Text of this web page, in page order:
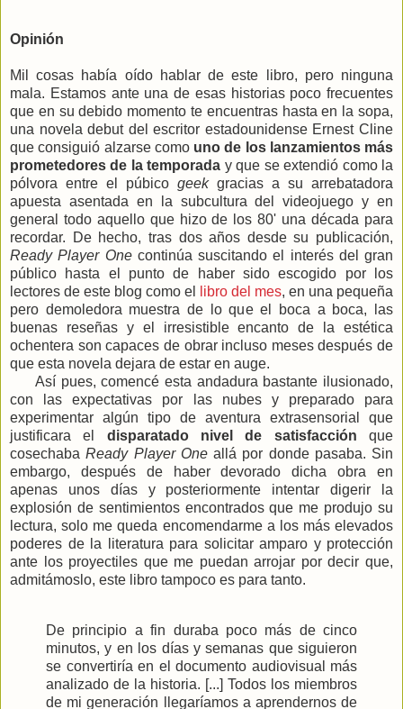
Opinión
Mil cosas había oído hablar de este libro, pero ninguna
mala. Estamos ante una de esas historias poco frecuentes
que en su debido momento te encuentras hasta en la sopa,
una novela debut del escritor estadounidense Ernest Cline
que consiguió alzarse como uno de los lanzamientos más
prometedores de la temporada y que se extendió como la
pólvora entre el púbico geek gracias a su arrebatadora
apuesta asentada en la subcultura del videojuego y en
general todo aquello que hizo de los 80' una década para
recordar. De hecho, tras dos años desde su publicación,
Ready Player Onecontinúa suscitando el interés del gran
público hasta el punto de haber sido escogido por los
lectores de este blog como el
libro del mes, en una pequeña
pero demoledora muestra de lo que el boca a boca, las
buenas reseñas y el irresistible encanto de la estética
ochentera son capaces de obrar incluso meses después de
que esta novela dejara de estar en auge.
Así pues, comencé esta andadura bastante ilusionado,
con las expectativas por las nubes y preparado para
experimentar algún tipo de aventura extrasensorial que
justificara el disparatado nivel de satisfacción que
cosechabaReady Player Oneallá por donde pasaba. Sin
embargo, después de haber devorado dicha obra en
apenas unos días y posteriormente intentar digerir la
explosión de sentimientos encontrados que me produjo su
lectura, solo me queda encomendarme a los más elevados
poderes de la literatura para solicitar amparo y protección
ante los proyectiles que me puedan arrojar por decir que,
admitámoslo, este libro tampoco es para tanto.
De principio a fin duraba poco más de cinco
minutos, y en los días y semanas que siguieron
se convertiría en el documento audiovisual más
analizado de la historia. [...] Todos los miembros
de mi generación llegaríamos a aprendernos de